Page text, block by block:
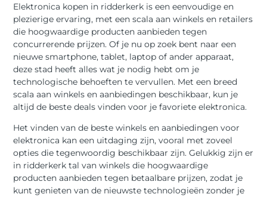
Elektronica kopen in ridderkerk is een eenvoudige en
plezierige ervaring, met een scala aan winkels en retailers
die hoogwaardige producten aanbieden tegen
concurrerende prijzen. Of je nu op zoek bent naar een
nieuwe smartphone, tablet, laptop of ander apparaat,
deze stad heeft alles wat je nodig hebt om je
technologische behoeften te vervullen. Met een breed
scala aan winkels en aanbiedingen beschikbaar, kun je
altijd de beste deals vinden voor je favoriete elektronica.
Het vinden van de beste winkels en aanbiedingen voor
elektronica kan een uitdaging zijn, vooral met zoveel
opties die tegenwoordig beschikbaar zijn. Gelukkig zijn er
in ridderkerk tal van winkels die hoogwaardige
producten aanbieden tegen betaalbare prijzen, zodat je
kunt genieten van de nieuwste technologieën zonder je